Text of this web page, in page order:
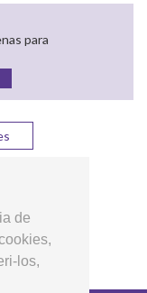
de
los,
para